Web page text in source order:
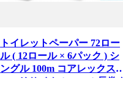
トイレットペーパー 72ロー
ル ( 12ロール × 6パック ) シ
ングル 100m コアレックス
FSCリサイクルロール長巻タ